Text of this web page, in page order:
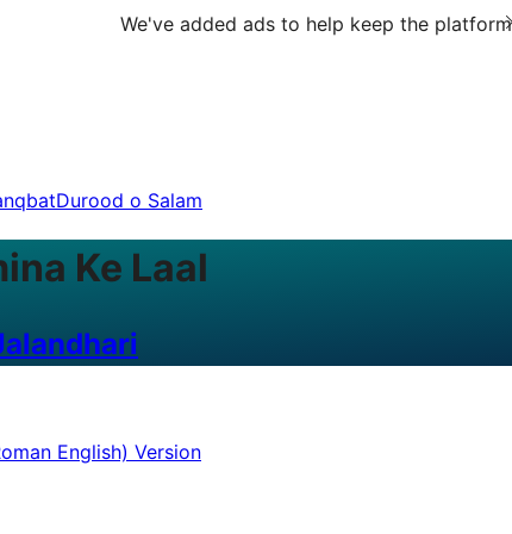
We've added ads to help keep the
Durood o Salam
Ke Laal
English) Version